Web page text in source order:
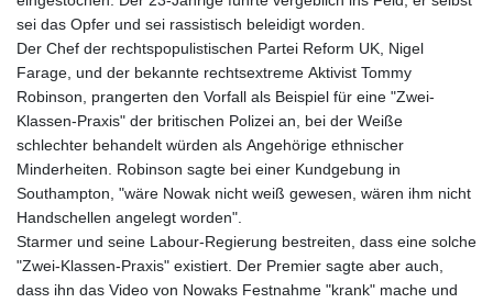
sei das Opfer und sei rassistisch beleidigt worden.
Der Chef der rechtspopulistischen Partei Reform UK, Nigel
Farage, und der bekannte rechtsextreme Aktivist Tommy
Robinson, prangerten den Vorfall als Beispiel für eine "Zwei-
Klassen-Praxis" der britischen Polizei an, bei der Weiße
schlechter behandelt würden als Angehörige ethnischer
Minderheiten. Robinson sagte bei einer Kundgebung in
Southampton, "wäre Nowak nicht weiß gewesen, wären ihm nicht
Handschellen angelegt worden".
Starmer und seine Labour-Regierung bestreiten, dass eine solche
"Zwei-Klassen-Praxis" existiert. Der Premier sagte aber auch,
dass ihn das Video von Nowaks Festnahme "krank" mache und